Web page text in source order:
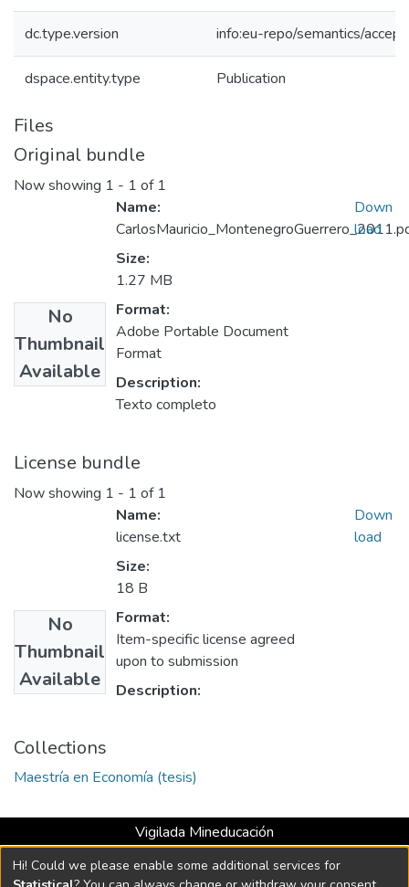
dc.type.version info:eu-repo/semantics/
dspace.entity.type Publication
Files
Original bundle
Now showing 1 - 1 of 1
No
Thumbnail
Available
Name:
Size:
1.27 MB
Format:
Adobe Portable Document
Format
Description:
Texto completo
Down
load
License bundle
Now showing 1 - 1 of 1
No
Thumbnail
Available
Name:
license.txt
Size:
18 B
Format:
Item-specific license agreed
upon to submission
Description:
Down
load
Collections
Maestría en Economía (tesis)
Vigilada Mineducación
Universidad con Acreditación Institucional hasta 2026 -
Resolución MEN 2158 de 2018
Hi! Could we please enable some additional services for